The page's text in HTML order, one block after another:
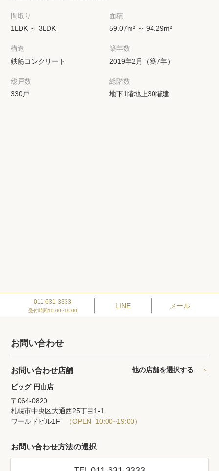
間取り
1LDK ～ 3LDK
面積
59.07m² ～ 94.29m²
構造
鉄筋コンクリート
築年数
2019年2月（築7年）
総戸数
330戸
総階数
地下1階地上30階建
011-631-3333
受付時間10:00~19:00
LINE メール
お問い合わせ
お問い合わせ店舗 他の店舗を選択する
ビッグ 円山店
〒064-0820
札幌市中央区大通西25丁目1‐1
ワールドビル1F
（OPEN 10:00~19:00）
お問い合わせ方法の選択